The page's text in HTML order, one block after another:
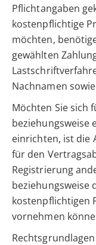
Pflichtangaben
kostenpflichtige
möchten,
gewählten
Nachnamen
Möchten Sie sich
beziehungsweise
einrichten, ist die
für den
Registrierung
beziehungsweise
kostenpflichtigen
vornehmen